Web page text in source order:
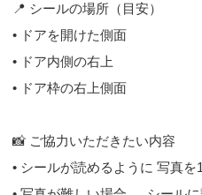
📍 シールの場所（目安）
• ドアを開けた側面
• ドア内側の右上
• ドア枠の右上側面
📸 ご協力いただきたい内容
• シールが読めるように 写真を